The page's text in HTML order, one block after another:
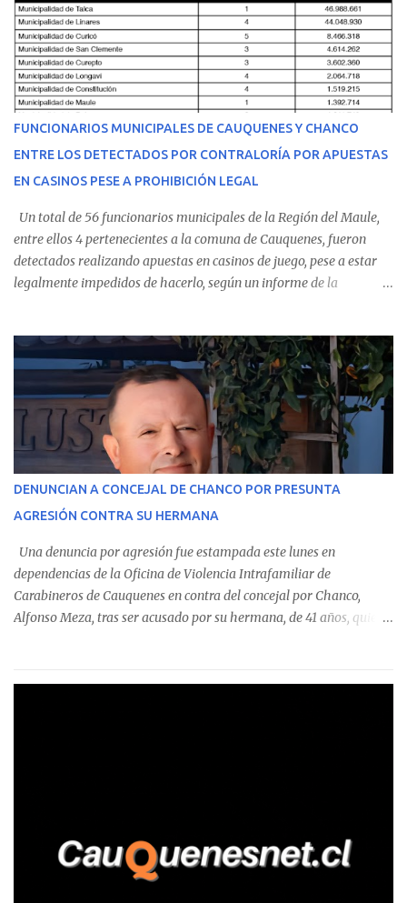
equipo médico determinó su traslado de urgencia al Hospital
Regional de Talca y dado la urgencia la ambulancia partió hacia
Talca con escolta de Carabineros. En medio del traslado, el
estudiante de medicina de 25 años, se agravó y pese a los esfuerzos
del personal de emergencia terminó falleciendo, sin alcanzar a
recibir atención especializada en el centro de destino. Apenas se
conoció la gravedad de su condición, sus padres —residentes en
Villarrica— se trasladaron a Cauquenes con la esperanza de una
evolución favorable. No obstante, alrededo...
FUNCIONARIOS MUNICIPALES DE CAUQUENES Y CHANCO
ENTRE LOS DETECTADOS POR CONTRALORÍA POR APUESTAS
EN CASINOS PESE A PROHIBICIÓN LEGAL
Un total de 56 funcionarios municipales de la Región del Maule,
entre ellos 4 pertenecientes a la comuna de Cauquenes, fueron
detectados realizando apuestas en casinos de juego, pese a estar
legalmente impedidos de hacerlo, según un informe de la
estableció que estos funcionarios —quienes administran o
custodian fondos públicos— efectuaron transacciones por un
monto total de $116.075.918 entre enero de 2024 y junio de 2025.
En el detalle regional, se indica que en la comuna de Cauquenes se
identificó a cuatro funcionarios involucrados en este tipo de
operaciones. Asimismo, se precisa que uno de los casos
corresponde a un funcionario de la Municipalidad de Chanco,
detectaron incumplimientos a la normativa vigente. El informe
precisa que la mayor cantidad de dinero apostado se registró en
Talca, donde...
DENUNCIAN A CONCEJAL DE CHANCO POR PRESUNTA
AGRESIÓN CONTRA SU HERMANA
Una denuncia por agresión fue estampada este lunes en
dependencias de la Oficina de Violencia Intrafamiliar de
Carabineros de Cauquenes en contra del concejal por Chanco,
Alfonso Meza, tras ser acusado por su hermana, de 41 años, quien
relató que los hechos ocurrieron cerca de las 11:30 horas en el
trabajadores, el edil descendió del vehículo y, en medio de la
confrontación, la habría tomado de los hombros, empujado al
suelo y agredido con golpes de pies y manos, mientr...